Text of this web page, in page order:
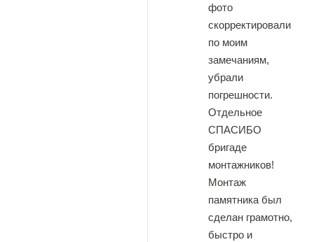
фото
скорректировали
по моим
замечаниям,
убрали
погрешности.
Отдельное
СПАСИБО
бригаде
монтажников!
Монтаж
памятника был
сделан грамотно,
быстро и